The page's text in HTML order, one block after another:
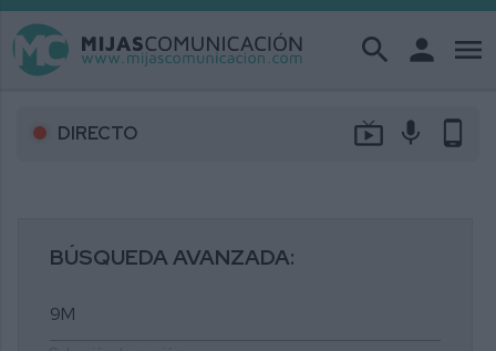
search person menu
DIRECTO live_tv mic phone_android
BÚSQUEDA AVANZADA: